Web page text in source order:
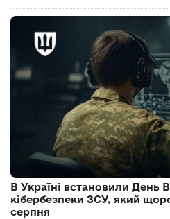
В Україні встановили День
кібербезпеки ЗСУ, який
серпня